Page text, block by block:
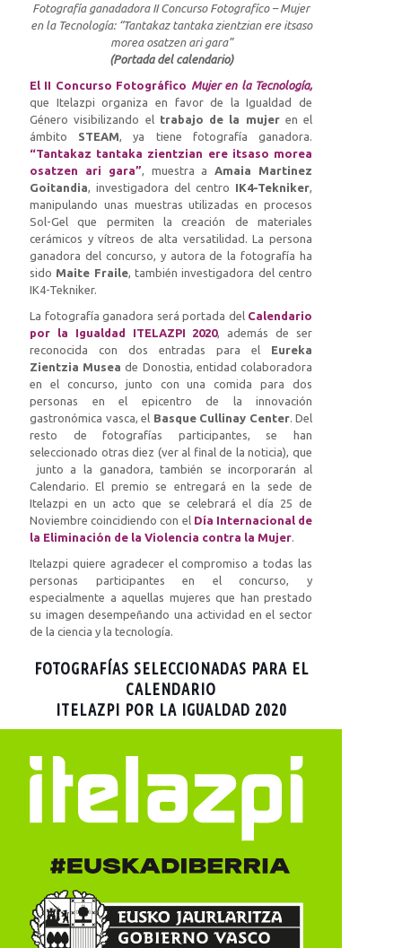
Fotografía ganadadora II Concurso Fotografíco – Mujer
en la Tecnología: “Tantakaz tantaka zientzian ere itsaso
morea osatzen ari gara”
(Portada del calendario)
El II Concurso Fotográfico Mujer en la Tecnología,
que Itelazpi organiza en favor de la Igualdad de
Género visibilizando el trabajo de la mujeren el
ámbito STEAM, ya tiene fotografía ganadora.
“Tantakaz tantaka zientzian ere itsaso morea
osatzen ari gara”, muestra aAmaia Martinez
Goitandia, investigadora del centro IK4-Tekniker,
manipulando unas muestras utilizadas en procesos
Sol-Gel que permiten la creación de materiales
cerámicos y vítreos de alta versatilidad. La persona
ganadora del concurso, y autora de la fotografía ha
sido Maite Fraile, también investigadora del centro
IK4-Tekniker.
La fotografía ganadora será portada del Calendario
por la Igualdad ITELAZPI 2020, además de ser
reconocida con dos entradas para el Eureka
Zientzia Musea de Donostia, entidad colaboradora
en el concurso, junto con una comida para dos
personas en el epicentro de la innovación
gastronómica vasca, el Basque Cullinay Center. Del
resto de fotografías participantes, se han
seleccionado otras diez (ver al final de la noticia), que
junto a la ganadora, también se incorporarán al
Calendario. El premio se entregará en la sede de
Itelazpi en un acto que se celebrará el día 25 de
Noviembre coincidiendo con el Día Internacional de
la Eliminación de la Violencia contra la Mujer.
Itelazpi quiere agradecer el compromiso a todas las
personas participantes en el concurso, y
especialmente a aquellas mujeres que han prestado
su imagen desempeñando una actividad en el sector
de la ciencia y la tecnología.
FOTOGRAFÍAS SELECCIONADAS PARA EL
CALENDARIO
ITELAZPI POR LA IGUALDAD 2020